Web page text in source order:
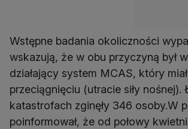
Wstępne badania okoliczności
wskazują, że w obu przyczyną był
działający system MCAS, który
przeciągnięciu (utracie siły nośnej).
katastrofach zginęły 346 osoby.W
poinformował, że od połowy